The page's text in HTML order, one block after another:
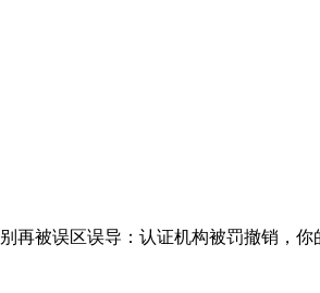
别再被误区误导：认证机构被罚撤销，你